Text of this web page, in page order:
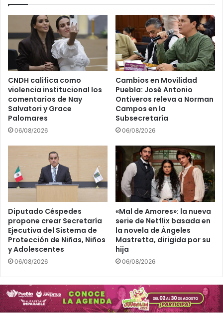
a
m
b
e
n
t
a
l
p
r
d
s
a
r
r
o
l
s
o
s
d
e
T
a
n
t
z
i
F
á
d
e
z
e
n
S
n
P
e
d
CNDH califica como
violencia institucional los
comentarios de Nay
Salvatori y Grace
Palomares
06/08/2026
Cambios en Movilidad
Puebla: José Antonio
Ontiveros releva a Norman
Campos en la
Subsecretaría
06/08/2026
Diputado Céspedes
propone crear Secretaría
Ejecutiva del Sistema de
Protección de Niñas, Niños
y Adolescentes
06/08/2026
«Mal de Amores»: la nueva
serie de Netflix basada en
la novela de Ángeles
Mastretta, dirigida por su
hija
06/08/2026